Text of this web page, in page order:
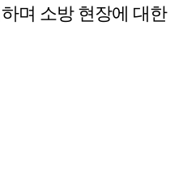
며 소방 현장에 대한